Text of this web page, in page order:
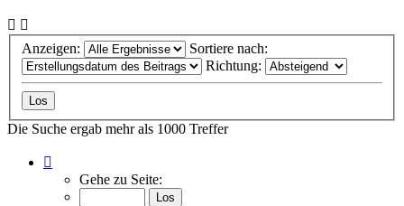
Anzeigen:
Sortiere nach:
Richtung:
Die Suche ergab mehr als 1000 Treffer
von
Gehe zu Seite: